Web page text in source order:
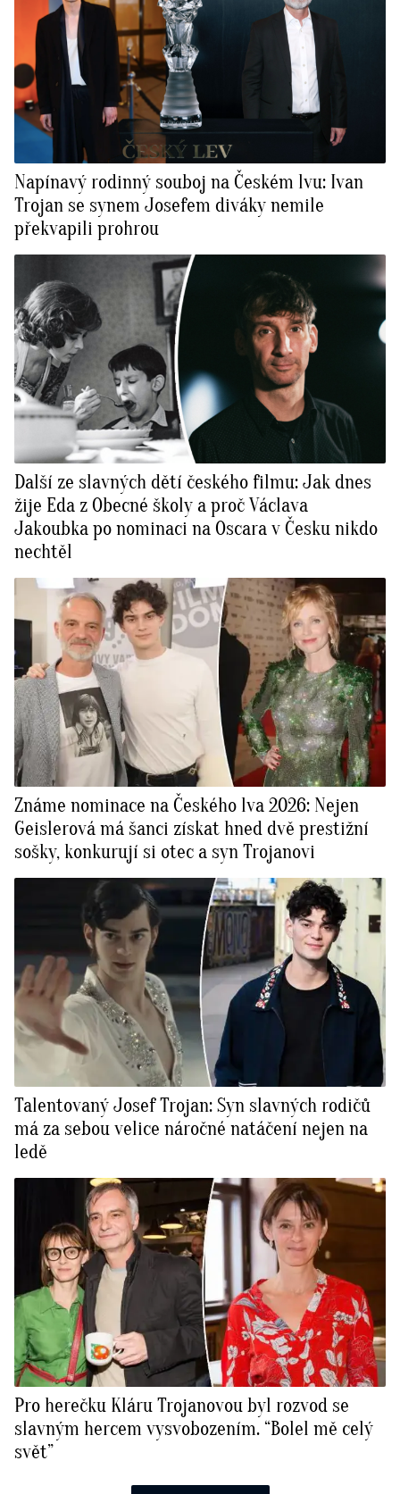
Napínavý rodinný souboj na Českém lvu: Ivan
Trojan se synem Josefem diváky nemile
překvapili prohrou
Další ze slavných dětí českého filmu: Jak dnes
žije Eda z Obecné školy a proč Václava
Jakoubka po nominaci na Oscara v Česku nikdo
nechtěl
Známe nominace na Českého lva 2026: Nejen
Geislerová má šanci získat hned dvě prestižní
sošky, konkurují si otec a syn Trojanovi
Talentovaný Josef Trojan: Syn slavných rodičů
má za sebou velice náročné natáčení nejen na
ledě
Pro herečku Kláru Trojanovou byl rozvod se
slavným hercem vysvobozením. “Bolel mě celý
svět”